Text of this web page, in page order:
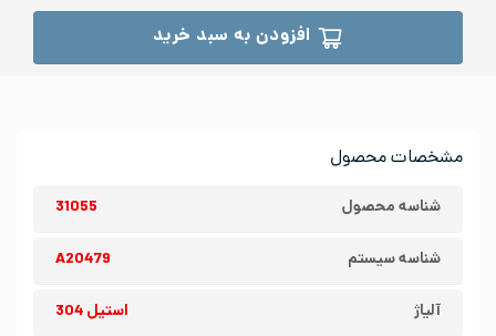
مشخصات محصول
شناسه محصول 31055
شناسه سیستم A20479
آلیاژ استیل 304
افزودن به سبد خرید